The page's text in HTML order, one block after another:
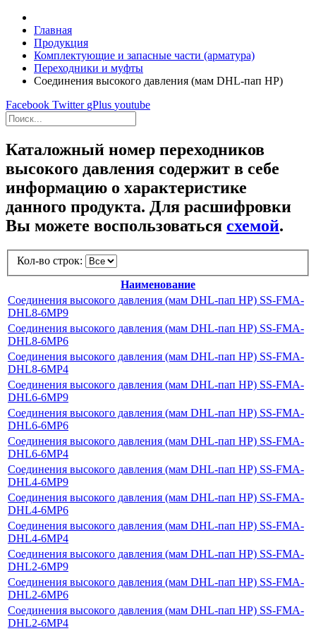
Главная
Продукция
Комплектующие и запасные части (арматура)
Переходники и муфты
Соединения высокого давления (мам DHL-пап HP)
Facebook Twitter gPlus youtube
Каталожный номер переходников
высокого давления содержит в себе
информацию о характеристике
данного продукта. Для расшифровки
Вы можете воспользоваться схемой.
Кол-во строк:
Наименование
Соединения высокого давления (мам DHL-пап HP) SS-FMA-
DHL8-6MP9
Соединения высокого давления (мам DHL-пап HP) SS-FMA-
DHL8-6MP6
Соединения высокого давления (мам DHL-пап HP) SS-FMA-
DHL8-6MP4
Соединения высокого давления (мам DHL-пап HP) SS-FMA-
DHL6-6MP9
Соединения высокого давления (мам DHL-пап HP) SS-FMA-
DHL6-6MP6
Соединения высокого давления (мам DHL-пап HP) SS-FMA-
DHL6-6MP4
Соединения высокого давления (мам DHL-пап HP) SS-FMA-
DHL4-6MP9
Соединения высокого давления (мам DHL-пап HP) SS-FMA-
DHL4-6MP6
Соединения высокого давления (мам DHL-пап HP) SS-FMA-
DHL4-6MP4
Соединения высокого давления (мам DHL-пап HP) SS-FMA-
DHL2-6MP9
Соединения высокого давления (мам DHL-пап HP) SS-FMA-
DHL2-6MP6
Соединения высокого давления (мам DHL-пап HP) SS-FMA-
DHL2-6MP4